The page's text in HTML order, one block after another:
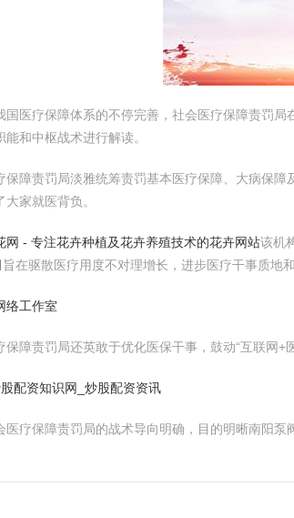
国医疗保障体系的不停完善，社会医疗保障责罚
和中枢战术进行解读。
保障责罚局淡雅统筹责罚基本医疗保障、大病保
家就医背负。
网 - 专注花卉种植及花卉养殖技术的花卉网站该机
旨在驱散医疗用度不对理增长，进步医疗干事质地
络工作室
保障责罚局还英敢于优化医保干事，鼓动“互联网
配资知识网_炒股配资资讯
医疗保障责罚局的战术导向明确，目的明晰南阳